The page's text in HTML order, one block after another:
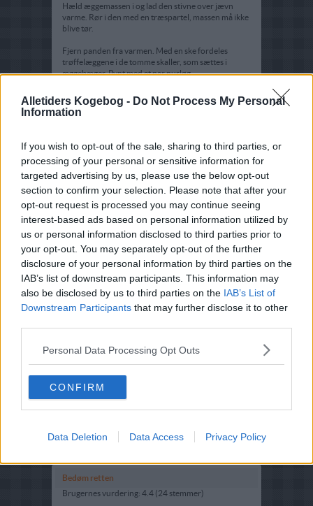
Alletiders Kogebog - Do Not Process My Personal
Information
If you wish to opt-out of the sale, sharing to third parties, or
processing of your personal or sensitive information for
targeted advertising by us, please use the below opt-out
section to confirm your selection. Please note that after your
opt-out request is processed you may continue seeing
interest-based ads based on personal information utilized by
us or personal information disclosed to third parties prior to
your opt-out. You may separately opt-out of the further
disclosure of your personal information by third parties on the
IAB’s list of downstream participants. This information may
also be disclosed by us to third parties on the IAB’s List of
Downstream Participants that may further disclose it to other
Personal Data Processing Opt Outs
CONFIRM
Data Deletion Data Access Privacy Policy
Hæld æggemassen i og lad den stivne over jævn
varme. Rør i den med en træspartel, massen må ikke
blive tør.
Fjern panden fra varmen. Med en ske fordeles
trøffelæggene i de tomme skaller, som sættes i
æggebæger. Pynt med et par purløg.
Opskriftsinfo
Ret :Morgenmad/Brunch
Hovedingrediens :
2022-11-04
Bedøm retten
Brugernes vurdering: 4.4 (24 stemmer)